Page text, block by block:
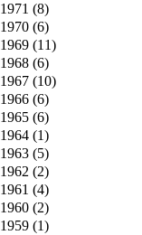
1971 (8)
1970 (6)
1969 (11)
1968 (6)
1967 (10)
1966 (6)
1965 (6)
1964 (1)
1963 (5)
1962 (2)
1961 (4)
1960 (2)
1959 (1)